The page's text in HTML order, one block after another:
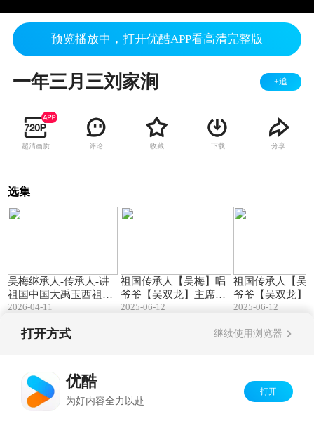
预览播放中，打开优酷APP看高清完整版
一年三月三刘家涧 +追
超清画质 评论 收藏 下载 分享
选集
吴梅继承人-传承人-讲
祖国中国大禹玉西祖先
历史文化2026.4.11
2026-04-11
祖国传承人【吴梅】唱
爷爷【吴双龙】主席20
25-6.
2025-06-12
祖国传承人【吴
爷爷【吴双龙】
25-6.
2025-06-12
打开方式 继续使用浏览器
优酷
为好内容全力以赴
打开